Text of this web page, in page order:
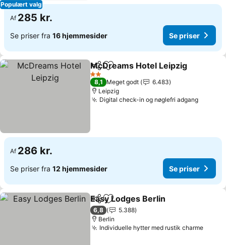
Populært valg
Af 285 kr.
Se priser fra 16 hjemmesider Se priser
Del Føj til favoritter
McDreams Hotel Leipzig
2 Stjerner
8,1 Meget godt
6.483
Leipzig
Digital check-in og nøglefri adgang
Af 286 kr.
Se priser fra 12 hjemmesider Se priser
Del Føj til favoritter
Easy Lodges Berlin
6,8
5.388
Berlin
Individuelle hytter med rustik charme